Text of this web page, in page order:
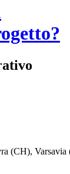
(CH), Varsavia